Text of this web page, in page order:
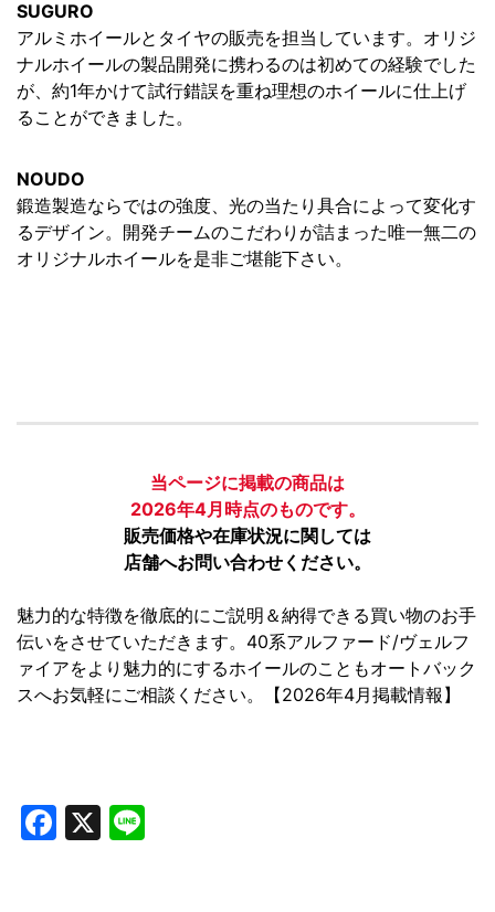
SUGURO
アルミホイールとタイヤの販売を担当しています。オリジ
ナルホイールの製品開発に携わるのは初めての経験でした
が、約1年かけて試行錯誤を重ね理想のホイールに仕上げ
ることができました。
NOUDO
鍛造製造ならではの強度、光の当たり具合によって変化す
るデザイン。開発チームのこだわりが詰まった唯一無二の
オリジナルホイールを是非ご堪能下さい。
当ページに掲載の商品は
2026年4月時点のものです。
販売価格や在庫状況に関しては
店舗へお問い合わせください。
魅力的な特徴を徹底的にご説明＆納得できる買い物のお手
伝いをさせていただきます。40系アルファード/ヴェルフ
ァイアをより魅力的にするホイールのこともオートバック
スへお気軽にご相談ください。【2026年4月掲載情報】
Facebook
X